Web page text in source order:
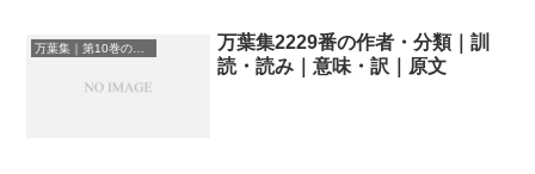
万葉集｜第10巻の和歌一覧
万葉集2229番の作者・分類｜訓
読・読み｜意味・訳｜原文